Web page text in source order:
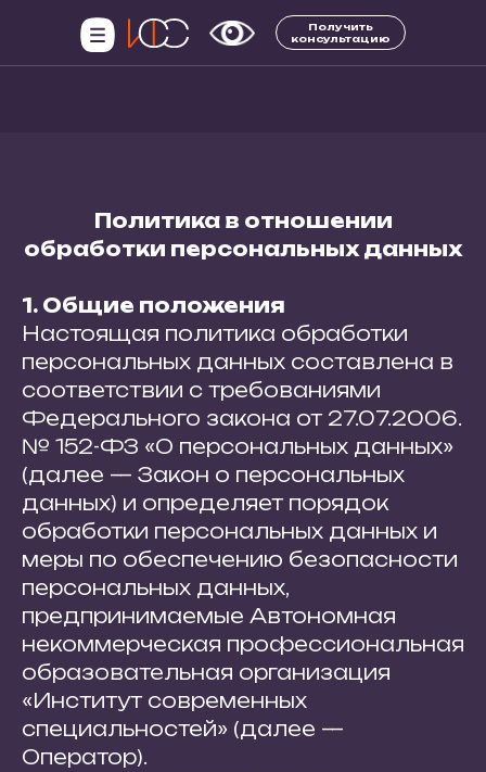
Получить
консультацию
Получить
консультацию
Политика в отношении
обработки персональных данных
1. Общие положения
Настоящая политика обработки
персональных данных составлена в
соответствии с требованиями
Федерального закона от 27.07.2006.
№ 152-ФЗ «О персональных данных»
(далее — Закон о персональных
данных) и определяет порядок
обработки персональных данных и
меры по обеспечению безопасности
персональных данных,
предпринимаемые Автономная
некоммерческая профессиональная
образовательная организация
«Институт современных
специальностей» (далее —
Оператор).